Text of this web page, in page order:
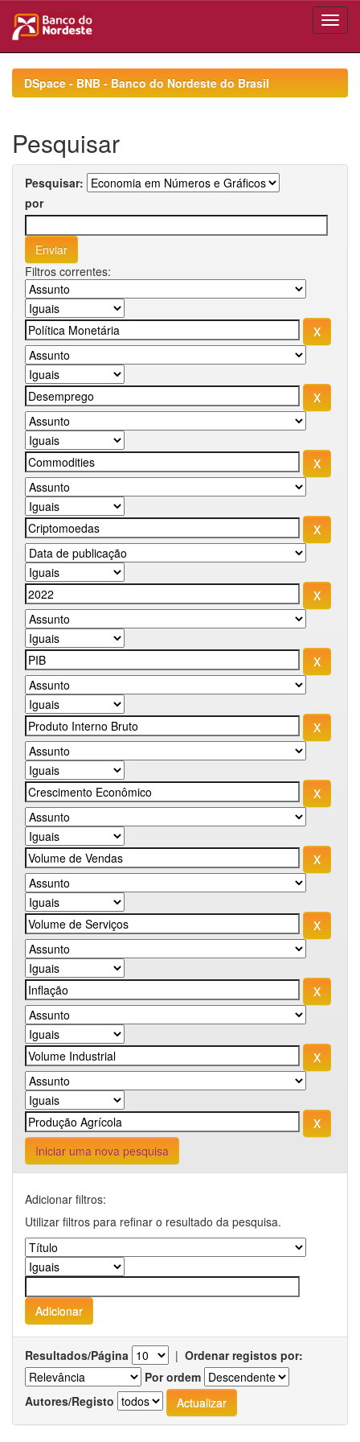
navigationDSpace - BNB - Banco do Nordeste do Brasil
Pesquisar
Pesquisar:
por
Filtros correntes:
Iniciar uma nova pesquisa
Adicionar filtros:
Utilizar filtros para refinar o resultado da pesquisa.
Resultados/Página | Ordenar registos por:
Por ordem
Autores/Registo